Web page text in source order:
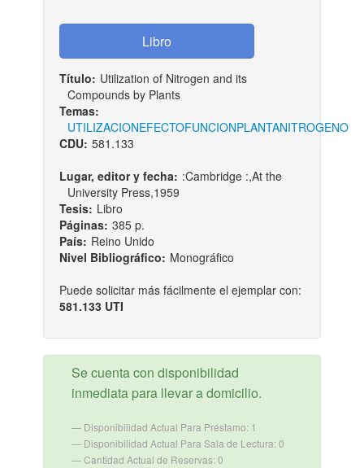
Título: Utilization of Nitrogen and its
Compounds by Plants
Temas:
UTILIZACIONEFECTOFUNCIONPLANTANITROGENO
CDU: 581.133
Lugar, editor y fecha: :Cambridge :,At the
University Press,1959
Tesis: Libro
Páginas: 385 p.
País: Reino Unido
Nivel Bibliográfico: Monográfico
Puede solicitar más fácilmente el ejemplar con:
581.133 UTI
Se cuenta con disponibilidad
inmediata para llevar a domicilio.
Disponibilidad Actual Para Préstamo: 1
Disponibilidad Actual Para Sala de Lectura: 0
Cantidad Actual de Reservas: 0